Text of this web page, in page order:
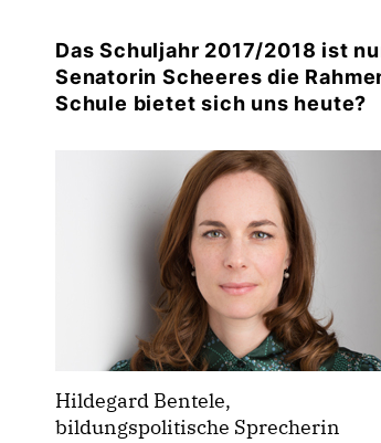
Das Schuljahr 2017/2018 ist
Senatorin Scheeres die
Schule bietet sich uns heute?
Hildegard Bentele,
bildungspolitische Sprecherin